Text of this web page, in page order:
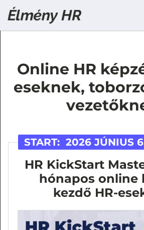
Online HR
eseknek,
START: 2026 JÚNIUS
HR KickStart
hónapos online
kezdő HR-